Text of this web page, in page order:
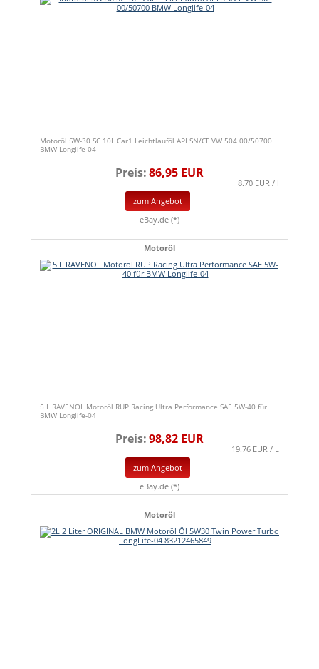
Motoröl 5W-30 SC 10L Car1 Leichtlauföl API SN/CF VW 504 00/50700
BMW Longlife-04
Preis:86,95 EUR
8.70 EUR / l
zum Angebot
eBay.de (*)
Motoröl
5 L RAVENOL Motoröl RUP Racing Ultra Performance SAE 5W-40 für
BMW Longlife-04
Preis:98,82 EUR
19.76 EUR / L
zum Angebot
eBay.de (*)
Motoröl